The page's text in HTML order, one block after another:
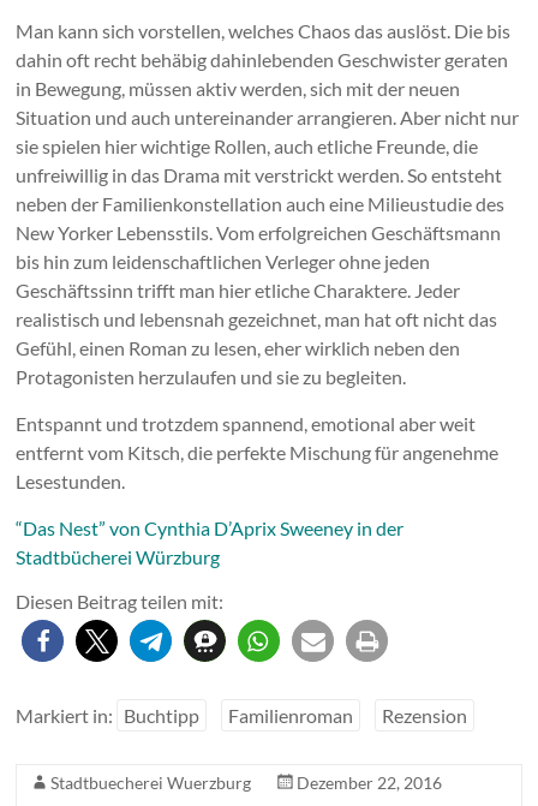
Man kann sich vorstellen, welches Chaos das auslöst. Die bis
dahin oft recht behäbig dahinlebenden Geschwister geraten
in Bewegung, müssen aktiv werden, sich mit der neuen
Situation und auch untereinander arrangieren. Aber nicht nur
sie spielen hier wichtige Rollen, auch etliche Freunde, die
unfreiwillig in das Drama mit verstrickt werden. So entsteht
neben der Familienkonstellation auch eine Milieustudie des
New Yorker Lebensstils. Vom erfolgreichen Geschäftsmann
bis hin zum leidenschaftlichen Verleger ohne jeden
Geschäftssinn trifft man hier etliche Charaktere. Jeder
realistisch und lebensnah gezeichnet, man hat oft nicht das
Gefühl, einen Roman zu lesen, eher wirklich neben den
Protagonisten herzulaufen und sie zu begleiten.
Entspannt und trotzdem spannend, emotional aber weit
entfernt vom Kitsch, die perfekte Mischung für angenehme
Lesestunden.
“Das Nest” von Cynthia D’Aprix Sweeney in der
Stadtbücherei Würzburg
Diesen Beitrag teilen mit:
Markiert in: Buchtipp Familienroman Rezension
Stadtbuecherei Wuerzburg
Dezember 22, 2016